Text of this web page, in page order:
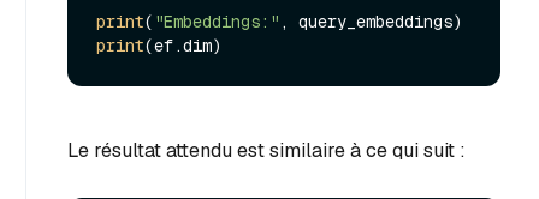
print( "Embeddings:"
print
Le résultat attendu est similaire à ce qui suit :